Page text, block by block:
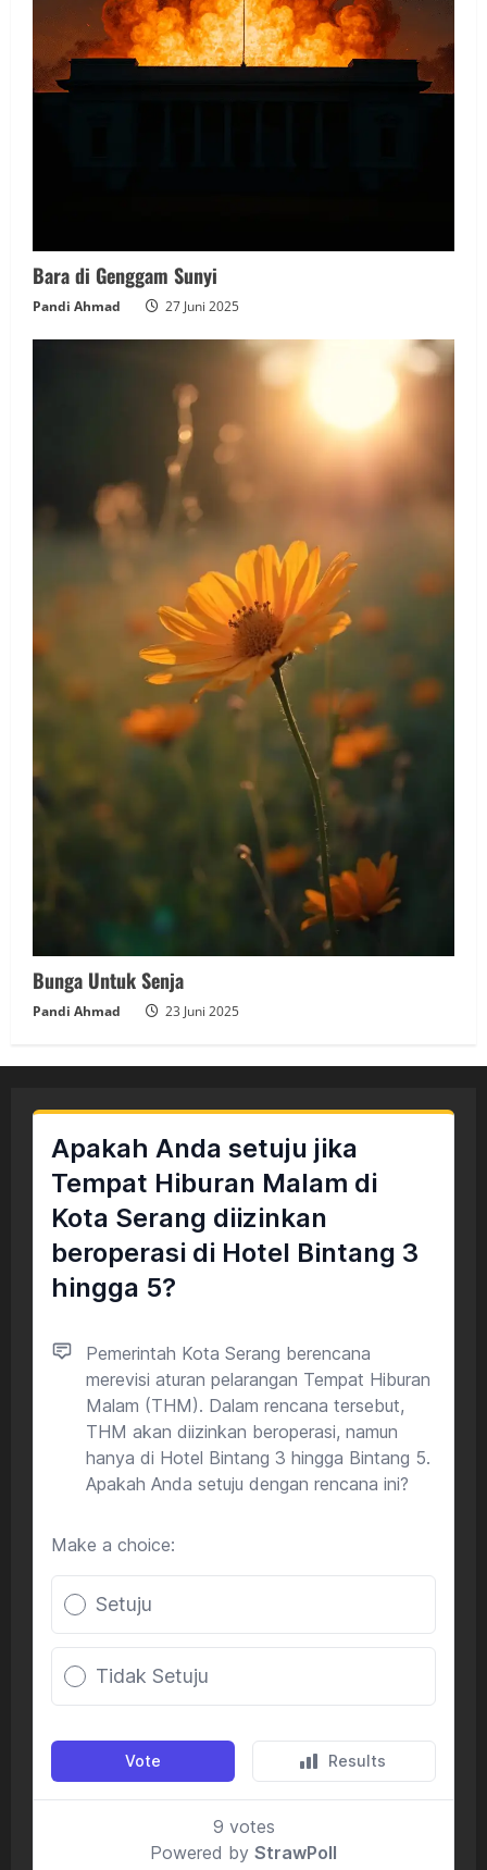
Bara di Genggam Sunyi
Pandi Ahmad 27 Juni 2025
Bunga Untuk Senja
Pandi Ahmad 23 Juni 2025